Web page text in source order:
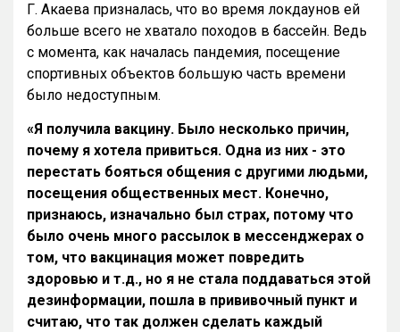
Г. Акаева призналась, что во время локдаунов ей
больше всего не хватало походов в бассейн. Ведь
с момента, как началась пандемия, посещение
спортивных объектов большую часть времени
было недоступным.
«Я получила вакцину. Было несколько причин,
почему я хотела привиться. Одна из них - это
перестать бояться общения с другими людьми,
посещения общественных мест. Конечно,
признаюсь, изначально был страх, потому что
было очень много рассылок в мессенджерах о
том, что вакцинация может повредить
здоровью и т.д., но я не стала поддаваться этой
дезинформации, пошла в прививочный пункт и
считаю, что так должен сделать каждый